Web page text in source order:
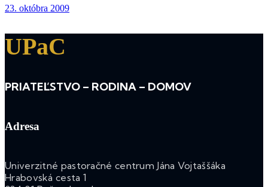
23. októbra 2009
UPaC
PRIATEĽSTVO – RODINA – DOMOV
Adresa
Univerzitné pastoračné centrum Jána Vojtaššáka
Hrabovská cesta 1